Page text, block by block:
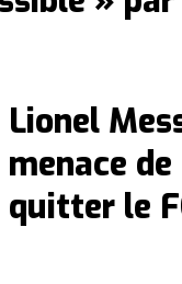
Lionel
menace de
quitter le